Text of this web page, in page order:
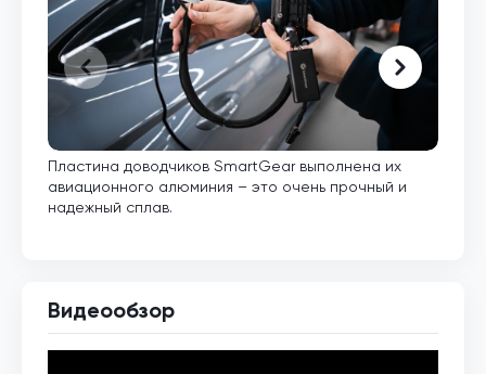
Пластина доводчиков SmartGear выполнена их
авиационного алюминия – это очень прочный и
надежный сплав.
Видеообзор